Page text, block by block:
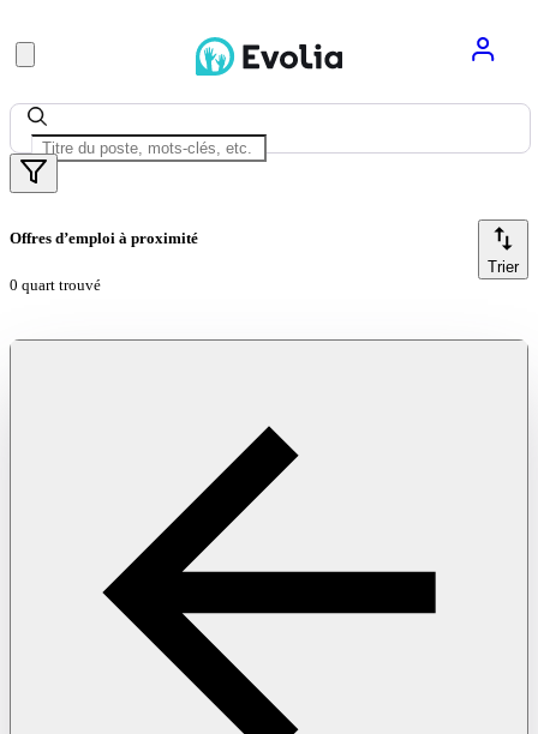
Offres d’emploi à proximité
0 quart trouvé
Trier